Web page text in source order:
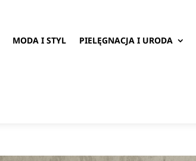
MODA I STYL PIELĘGNACJA I URODA